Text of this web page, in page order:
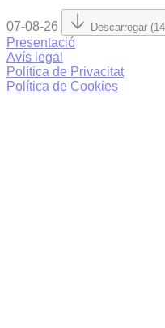
07-08-26 Descarregar
Presentació
Avís legal
Política de Privacitat
Política de Cookies